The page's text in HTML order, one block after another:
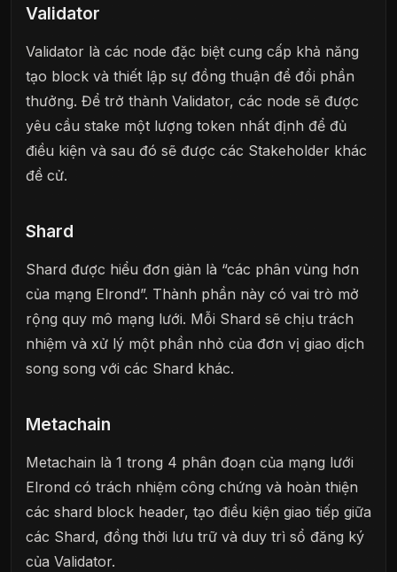
Validator
Validator là các node đặc biệt cung cấp khả năng
tạo block và thiết lập sự đồng thuận để đổi phần
thưởng. Để trở thành Validator, các node sẽ được
yêu cầu stake một lượng token nhất định để đủ
điều kiện và sau đó sẽ được các Stakeholder khác
đề cử.
Shard
Shard được hiểu đơn giản là “các phân vùng hơn
của mạng Elrond”. Thành phần này có vai trò mở
rộng quy mô mạng lưới. Mỗi Shard sẽ chịu trách
nhiệm và xử lý một phần nhỏ của đơn vị giao dịch
song song với các Shard khác.
Metachain
Metachain là 1 trong 4 phân đoạn của mạng lưới
Elrond có trách nhiệm công chứng và hoàn thiện
các shard block header, tạo điều kiện giao tiếp giữa
các Shard, đồng thời lưu trữ và duy trì sổ đăng ký
của Validator.